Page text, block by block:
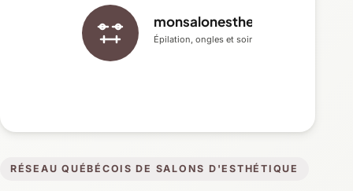
RÉSEAU QUÉBÉCOIS DE SALONS D'ESTHÉTIQUE
monsalonesthetique.ca
Épilation, ongles et soins du visage